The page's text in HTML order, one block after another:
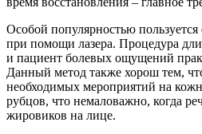
Особой популярностью
при помощи лазера. Процедура
и пациент болевых ощущений
Данный метод также хорош тем,
необходимых мероприятий на
рубцов, что немаловажно, когда
жировиков на лице.